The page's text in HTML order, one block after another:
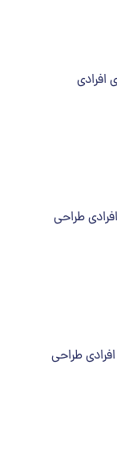
افرادی
طراحی
طراحی